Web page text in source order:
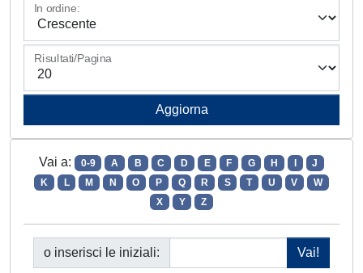
In ordine:
Risultati/Pagina
Vai a: 0-9 A B C D E F G H
J
K
L M N O P Q R S T U V
W
X
Y Z
o inserisci le iniziali: